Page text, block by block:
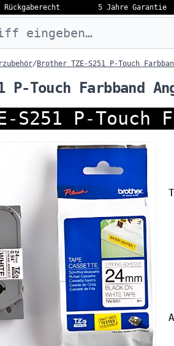
Rückgaberecht 5 Jahre Garantie
eingeben…
/ Brother TZE-S251 P-Touch
P-Touch Farbband
S251 P-Touch